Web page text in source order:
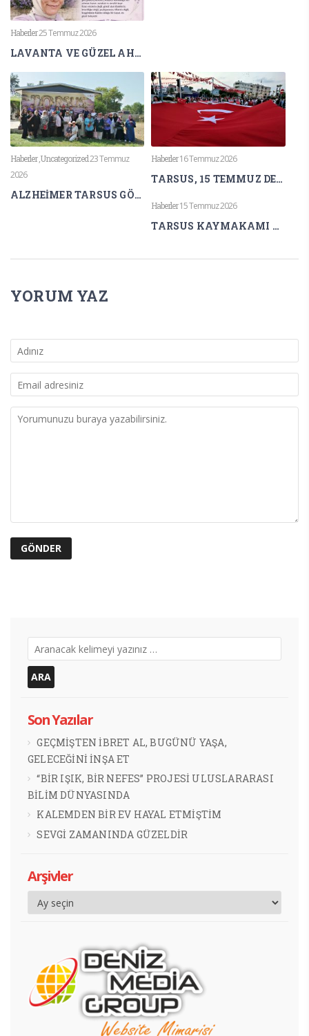
Haberler25 Temmuz 2026
LAVANTA VE GÜZEL AHLAK
Haberler,Uncategorized23 Temmuz
2026
ALZHEİMER TARSUS GÖNÜLLÜLERİNDEN LAVANTA KOKULARI ARASINDA FARKINDALIK ETKİNLİĞİ
Haberler16 Temmuz 2026
TARSUS, 15 TEMMUZ DEMOKRASİ VE MİLLÎ BİRLİK GÜNÜ’NDE TEK YÜREK OLDU
Haberler15 Temmuz 2026
TARSUS KAYMAKAMI AKYÜZ’DEN 15 TEMMUZ MESAJI
YORUM YAZ
Son Yazılar
GEÇMİŞTEN İBRET AL, BUGÜNÜ YAŞA,
GELECEĞİNİ İNŞA ET
“BİR IŞIK, BİR NEFES” PROJESİ ULUSLARARASI
BİLİM DÜNYASINDA
KALEMDEN BİR EV HAYAL ETMİŞTİM
SEVGİ ZAMANINDA GÜZELDİR
Arşivler